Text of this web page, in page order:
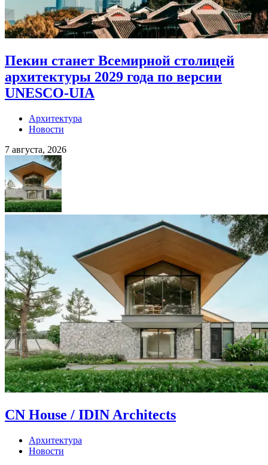
Пекин станет Всемирной столицей
архитектуры 2029 года по версии
UNESCO-UIA
Архитектура
Новости
7 августа, 2026
CN House / IDIN Architects
Архитектура
Новости